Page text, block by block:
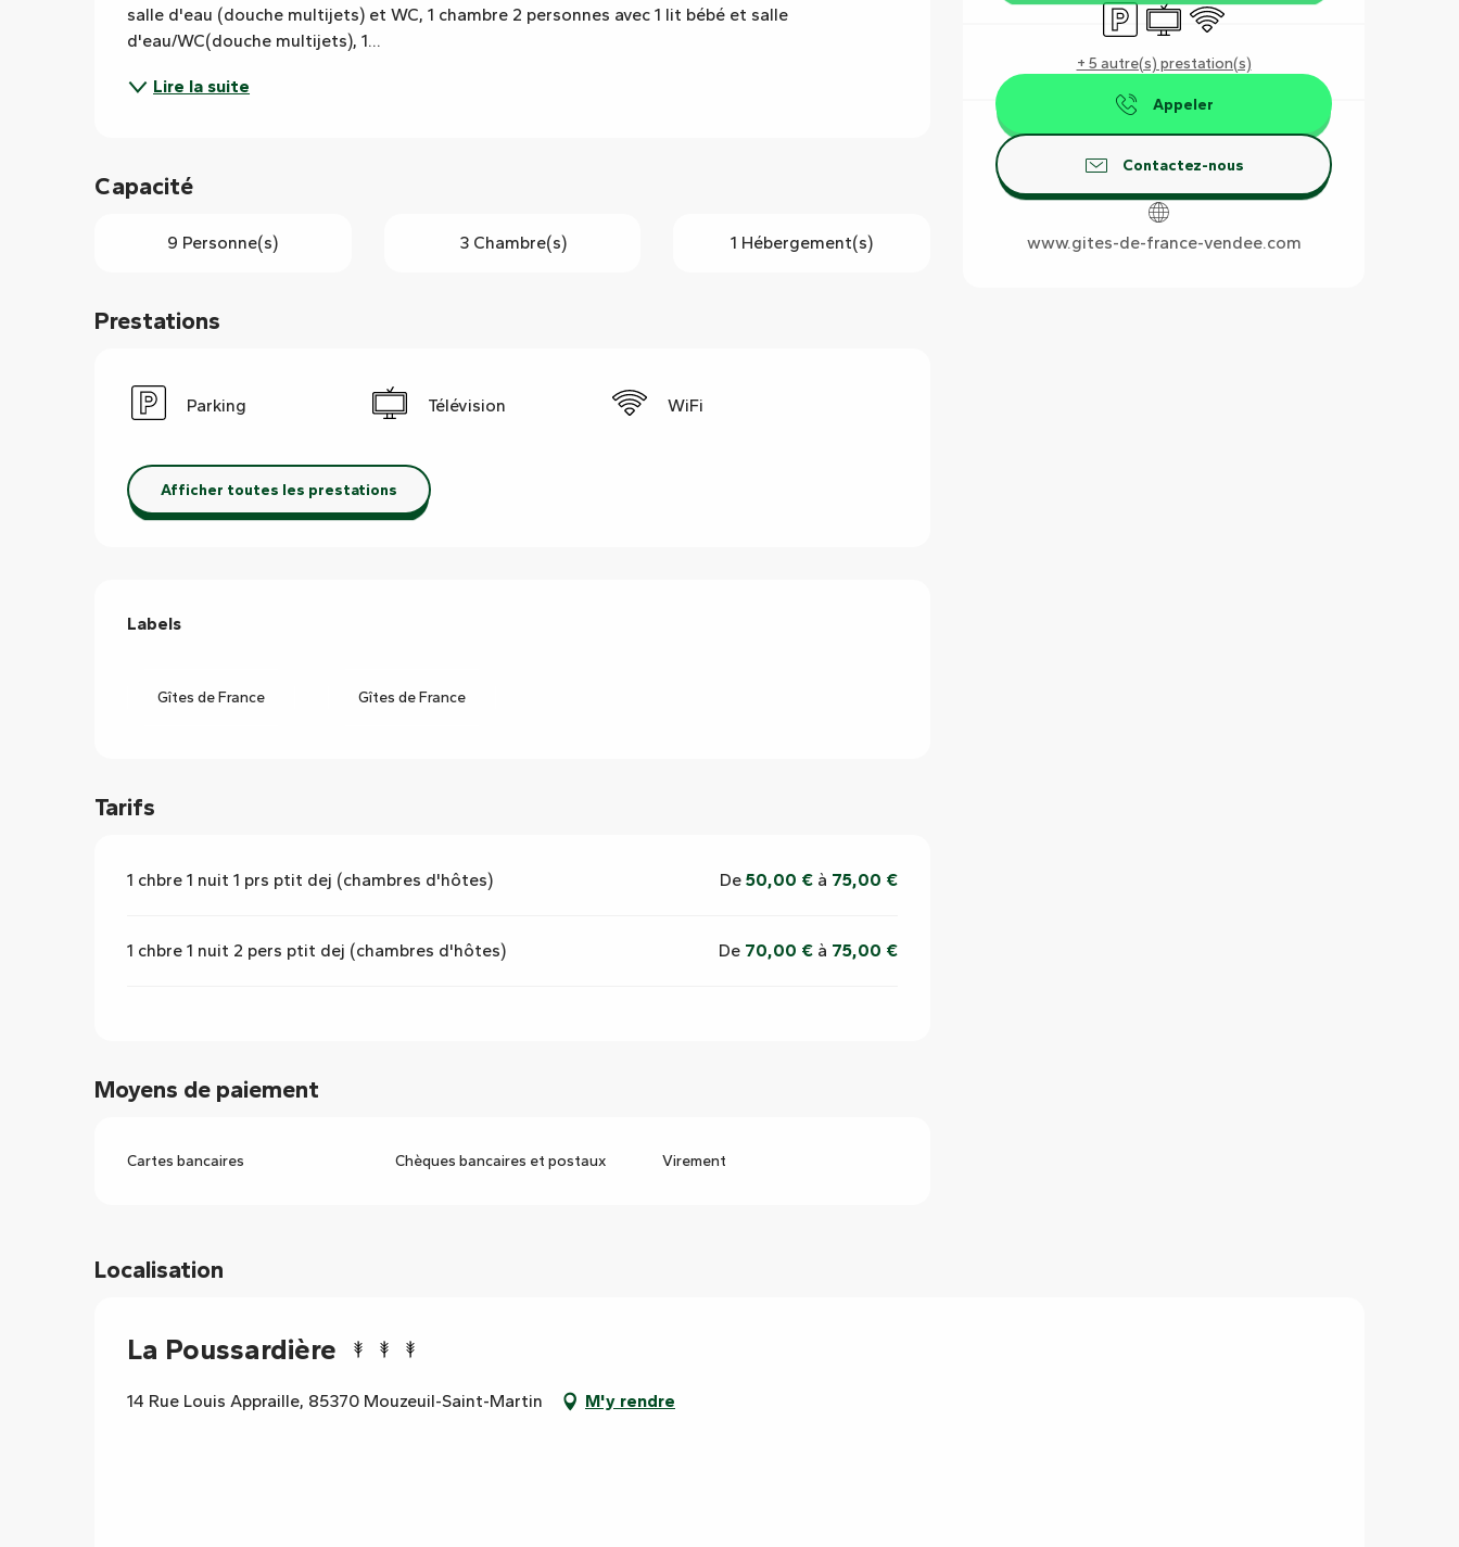
ParkingTélévision
WiFi
+ 5 autre(s) prestation(s)
Appeler
Contactez-nous
www.gites-de-france-vendee.com
salle d'eau (douche multijets) et WC, 1 chambre 2 personnes avec 1 lit bébé et salle
d'eau/WC(douche multijets), 1...
Lire la suite
Capacité
9 Personne(s) 3 Chambre(s) 1 Hébergement(s)
Prestations
Parking Télévision WiFi
Afficher toutes les prestations
Offres de prestations
Labels
Labels
Gîtes de France Gîtes de France
Tarifs
1 chbre 1 nuit 1 prs ptit dej (chambres d'hôtes) De50,00 € à 75,00 €
1 chbre 1 nuit 2 pers ptit dej (chambres d'hôtes) De 70,00 € à 75,00 €
Moyens de paiement
Cartes bancaires Chèques bancaires et postaux Virement
Localisation
La Poussardière
14 Rue Louis Appraille, 85370 Mouzeuil-Saint-Martin M'y rendre